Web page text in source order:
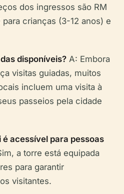
dos ingressos são RM
crianças (3-12 anos) e
disponíveis? A: Embora
visitas guiadas, muitos
incluem uma visita à
passeios pela cidade
é acessível para pessoas
a torre está equipada
para garantir
visitantes.